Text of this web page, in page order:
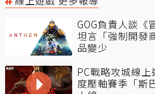
GOG負責人談《
坦言「強制開發
品變少
PC戰略攻城線
度壓軸賽季「斯